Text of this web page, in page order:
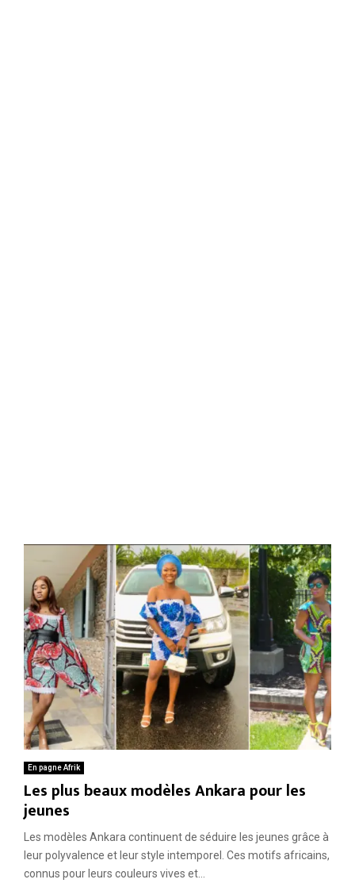
En pagne Afrik
Les plus beaux modèles Ankara pour les
jeunes
Les modèles Ankara continuent de séduire les jeunes grâce à
leur polyvalence et leur style intemporel. Ces motifs africains,
connus pour leurs couleurs vives et...